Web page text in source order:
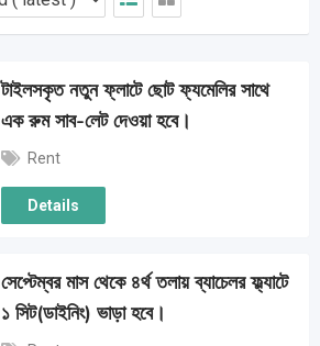
টাইলসকৃত নতুন ফ্লাটে ছোট ফ্যমেলির সাথে
এক রুম সাব-লেট দেওয়া হবে।
Rent
Details
সেপ্টেম্বর মাস থেকে ৪র্থ তলায় ব্যাচেলর ফ্ল্যাটে
১ সিট(ডাইনিং) ভাড়া হবে।